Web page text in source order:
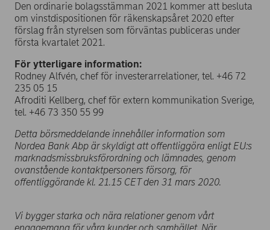
Den ordinarie bolagsstämman 2021 kommer att besluta
om vinstdispositionen för räkenskapsåret 2020 efter
förslag från styrelsen som förväntas publiceras under
första kvartalet 2021.
För ytterligare information:
Rodney Alfvén, chef för investerarrelationer, tel. +46 72
235 05 15
Afroditi Kellberg, chef för extern kommunikation Sverige,
tel. +46 73 350 55 99
Detta börsmeddelande innehåller information som
Nordea Bank Abp är skyldigt att offentliggöra enligt EU:s
marknadsmissbruksförordning och lämnades, genom
ovanstående kontaktpersoners försorg, för
offentliggörande kl. 21.15 CET den 31 mars 2020.
Vi bygger starka och nära relationer genom vårt